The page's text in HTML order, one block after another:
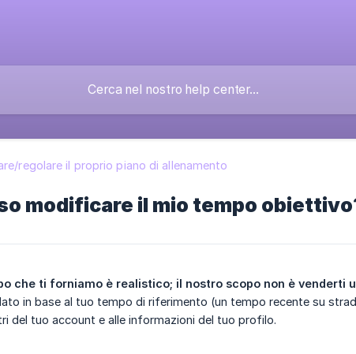
regolare il proprio piano di allenamento
modificare il mio tempo
che ti forniamo è realistico; il nostro scopo non è venderti
in base al tuo tempo di riferimento (un tempo recente su
del tuo account e alle informazioni del tuo profilo.